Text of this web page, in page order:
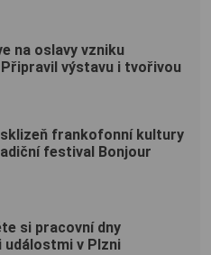
na oslavy vzniku
výstavu i tvořivou
frankofonní kultury
festival Bonjour
si pracovní dny
událostmi v Plzni